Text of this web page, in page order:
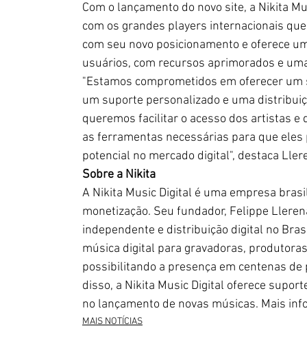
Com o lançamento do novo site, a Nikita
com os grandes players internacionais
com seu novo posicionamento e oferece
usuários, com recursos aprimorados e
"Estamos comprometidos em oferecer
um suporte personalizado e uma
queremos facilitar o acesso dos artistas
as ferramentas necessárias para que
potencial no mercado digital", destaca
Sobre a Nikita
A Nikita Music Digital é uma empresa
monetização. Seu fundador, Felippe
independente e distribuição digital no
música digital para gravadoras,
possibilitando a presença em centenas
disso, a Nikita Music Digital oferece
no lançamento de novas músicas. Mais
MAIS NOTÍCIAS